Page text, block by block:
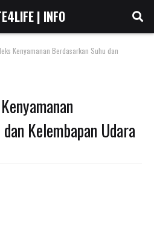
| INFO
Kenyamanan Berdasarkan Suhu dan
Kelembapan Udara